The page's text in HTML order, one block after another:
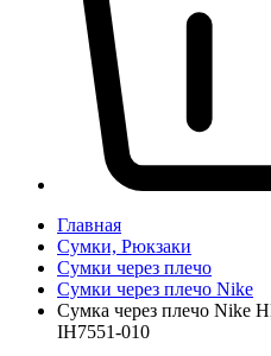
Главная
Сумки, Рюкзаки
Сумки через плечо
Сумки через плечо Nike
Сумка через плечо Nike
IH7551-010